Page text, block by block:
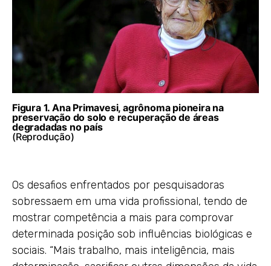
Figura 1. Ana Primavesi, agrônoma pioneira na
preservação do solo e recuperação de áreas
degradadas no país
(Reprodução)
Os desafios enfrentados por pesquisadoras
sobressaem em uma vida profissional, tendo de
mostrar competência a mais para comprovar
determinada posição sob influências biológicas e
sociais. “Mais trabalho, mais inteligência, mais